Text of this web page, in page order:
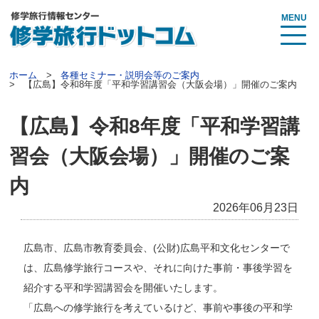
MENU
ホーム
各種セミナー・説明会等のご案内
【広島】令和8年度「平和学習講習会（大阪会場）」開催のご案内
【広島】令和8年度「平和学習講
習会（大阪会場）」開催のご案
内
2026年06月23日
広島市、広島市教育委員会、(公財)広島平和文化センターで
は、広島修学旅行コースや、それに向けた事前・事後学習を
紹介する平和学習講習会を開催いたします。
「広島への修学旅行を考えているけど、事前や事後の平和学